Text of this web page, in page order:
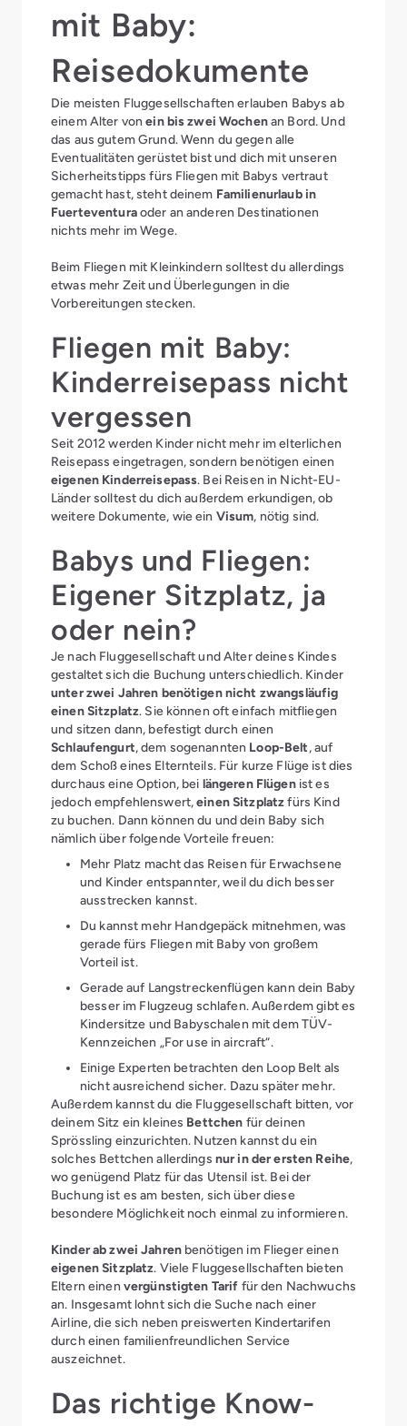
mit Baby:
Reisedokumente
Die meisten Fluggesellschaften erlauben Babys ab
einem Alter vonein bis zwei Wochenan Bord. Und
das aus gutem Grund. Wenn du gegen alle
Eventualitäten gerüstet bist und dich mit unseren
Sicherheitstipps fürs Fliegen mit Babys vertraut
gemacht hast, steht deinem Familienurlaub in
Fuerteventuraoder an anderen Destinationen
nichts mehr im Wege.
Beim Fliegen mit Kleinkindern solltest du allerdings
etwas mehr Zeit und Überlegungen in die
Vorbereitungen stecken.
Fliegen mit Baby:
Kinderreisepass nicht
vergessen
Seit 2012 werden Kinder nicht mehr im elterlichen
Reisepass eingetragen, sondern benötigen einen
eigenen Kinderreisepass. Bei Reisen in Nicht-EU-
Länder solltest du dich außerdem erkundigen, ob
weitere Dokumente, wie ein Visum, nötig sind.
Babys und Fliegen:
Eigener Sitzplatz, ja
oder nein?
Je nach Fluggesellschaft und Alter deines Kindes
gestaltet sich die Buchung unterschiedlich. Kinder
unter zwei Jahren benötigen nicht zwangsläufig
einen Sitzplatz. Sie können oft einfach mitfliegen
und sitzen dann, befestigt durch einen
Schlaufengurt, dem sogenannten Loop-Belt, auf
dem Schoß eines Elternteils. Für kurze Flüge ist dies
durchaus eine Option, bei längeren Flügenist es
jedoch empfehlenswert,einen Sitzplatzfürs Kind
zu buchen. Dann können du und dein Baby sich
nämlich über folgende Vorteile freuen:
Mehr Platz macht das Reisen für Erwachsene
und Kinder entspannter, weil du dich besser
ausstrecken kannst.
Du kannst mehr Handgepäck mitnehmen, was
gerade fürs Fliegen mit Baby von großem
Vorteil ist.
Gerade auf Langstreckenflügen kann dein Baby
besser im Flugzeug schlafen. Außerdem gibt es
Kindersitze und Babyschalen mit dem TÜV-
Kennzeichen „For use in aircraft“.
Einige Experten betrachten den Loop Belt als
nicht ausreichend sicher. Dazu später mehr.
Außerdem kannst du die Fluggesellschaft bitten, vor
deinem Sitz ein kleines Bettchen für deinen
Sprössling einzurichten. Nutzen kannst du ein
solches Bettchen allerdings nur in der ersten Reihe,
wo genügend Platz für das Utensil ist. Bei der
Buchung ist es am besten, sich über diese
besondere Möglichkeit noch einmal zu informieren.
Kinder ab zwei Jahrenbenötigen im Flieger einen
eigenen Sitzplatz. Viele Fluggesellschaften bieten
Eltern einen vergünstigten Tarif für den Nachwuchs
an. Insgesamt lohnt sich die Suche nach einer
Airline, die sich neben preiswerten Kindertarifen
durch einen familienfreundlichen Service
auszeichnet.
Das richtige Know-